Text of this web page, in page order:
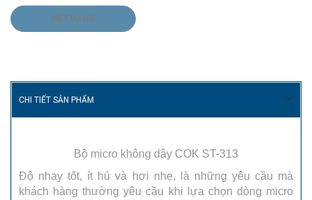
HẾT HÀNG
CHI TIẾT SẢN PHẨM
Bộ micro không dây COK ST-313
Độ nhạy tốt, ít hú và hơi nhẹ, là những yêu cầu mà
khách hàng thường yêu cầu khi lựa chọn dòng micro